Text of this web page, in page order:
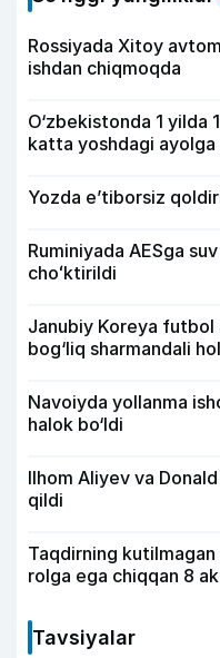
Rossiyada Xitoy
ishdan chiqmoqda
O‘zbekistonda 1 yilda
katta yoshdagi ayolga
Yozda e’tiborsiz
Ruminiyada AESga
choʻktirildi
Janubiy Koreya futbol
bog‘liq sharmandali
Navoiyda yollanma
halok bo‘ldi
Ilhom Aliyev va
qildi
Taqdirning
rolga ega chiqqan 8
Tavsiyalar